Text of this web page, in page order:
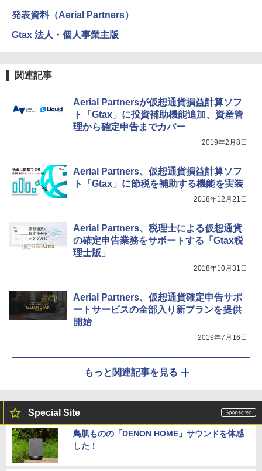
発表資料（Aerial Partners）
Gtax 法人・個人事業主版
関連記事
Aerial Partnersが仮想通貨損益計算ソフ
ト「Gtax」に投資補助機能追加、資産管
理から確定申告までカバー
2019年2月8日
Aerial Partners、仮想通貨損益計算ソフ
ト「Gtax」に節税を補助する機能を実装
2018年12月21日
Aerial Partners、税理士による仮想通貨
の確定申告業務をサポートする「Gtax税
理士版」
2018年10月31日
Aerial Partners、仮想通貨確定申告サポ
ートサービスの全部入り新プランを提供
開始
2019年7月16日
もっと関連記事を見る
Special Site
鳥肌ものの「DENON HOME」サウンドを体感
した！